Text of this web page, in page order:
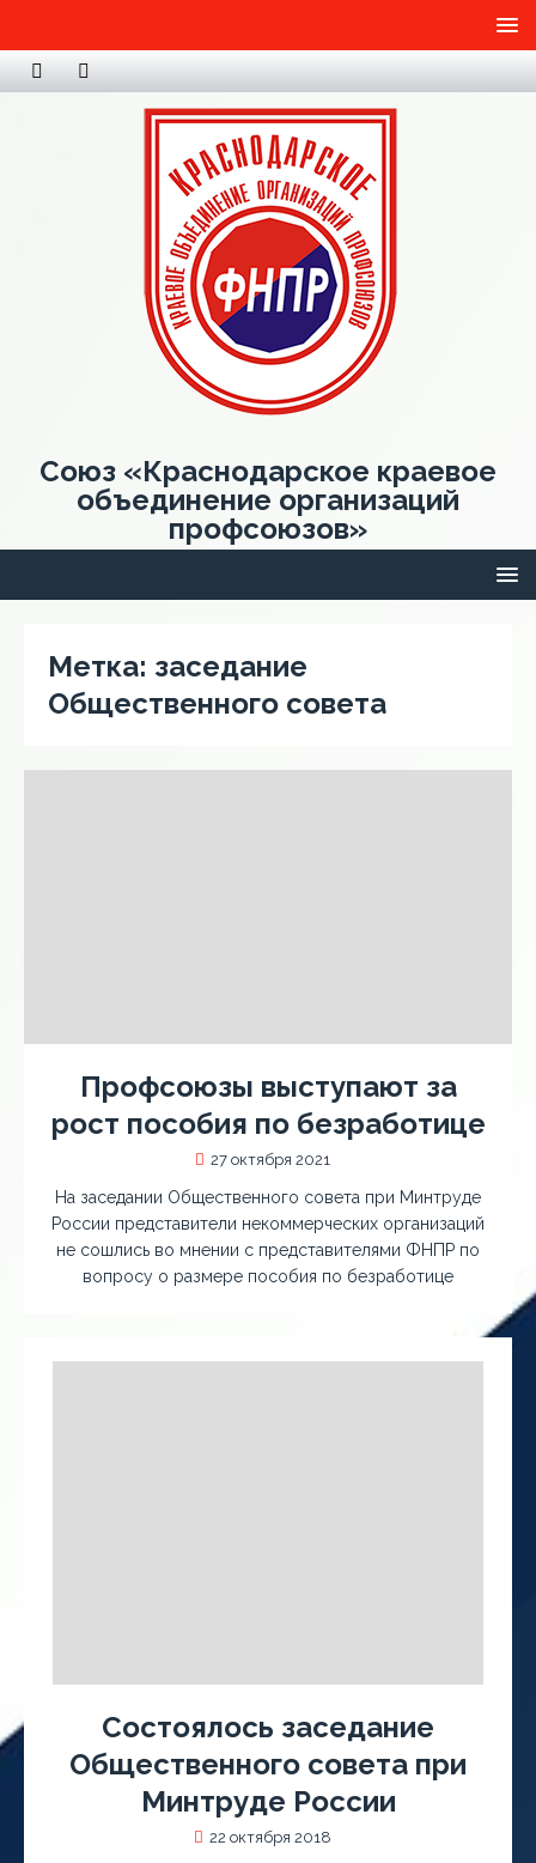
Союз «Краснодарское краевое
объединение организаций
профсоюзов»
Метка: заседание
Общественного совета
Профсоюзы выступают за
рост пособия по безработице
27 октября 2021
На заседании Общественного совета при Минтруде
России представители некоммерческих организаций
не сошлись во мнении с представителями ФНПР по
вопросу о размере пособия по безработице
Состоялось заседание
Общественного совета при
Минтруде России
22 октября 2018